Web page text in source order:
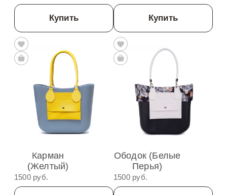
Купить Купить
Карман
(Желтый)
1500 руб.
Ободок (белые
Перья)
1500 руб.